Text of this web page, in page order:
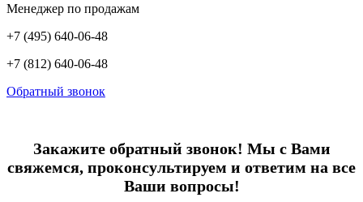
Менеджер по продажам
+7 (495) 640-06-48
+7 (812) 640-06-48
Обратный звонок
Закажите обратный звонок! Мы с Вами
свяжемся, проконсультируем и ответим на все
Ваши вопросы!